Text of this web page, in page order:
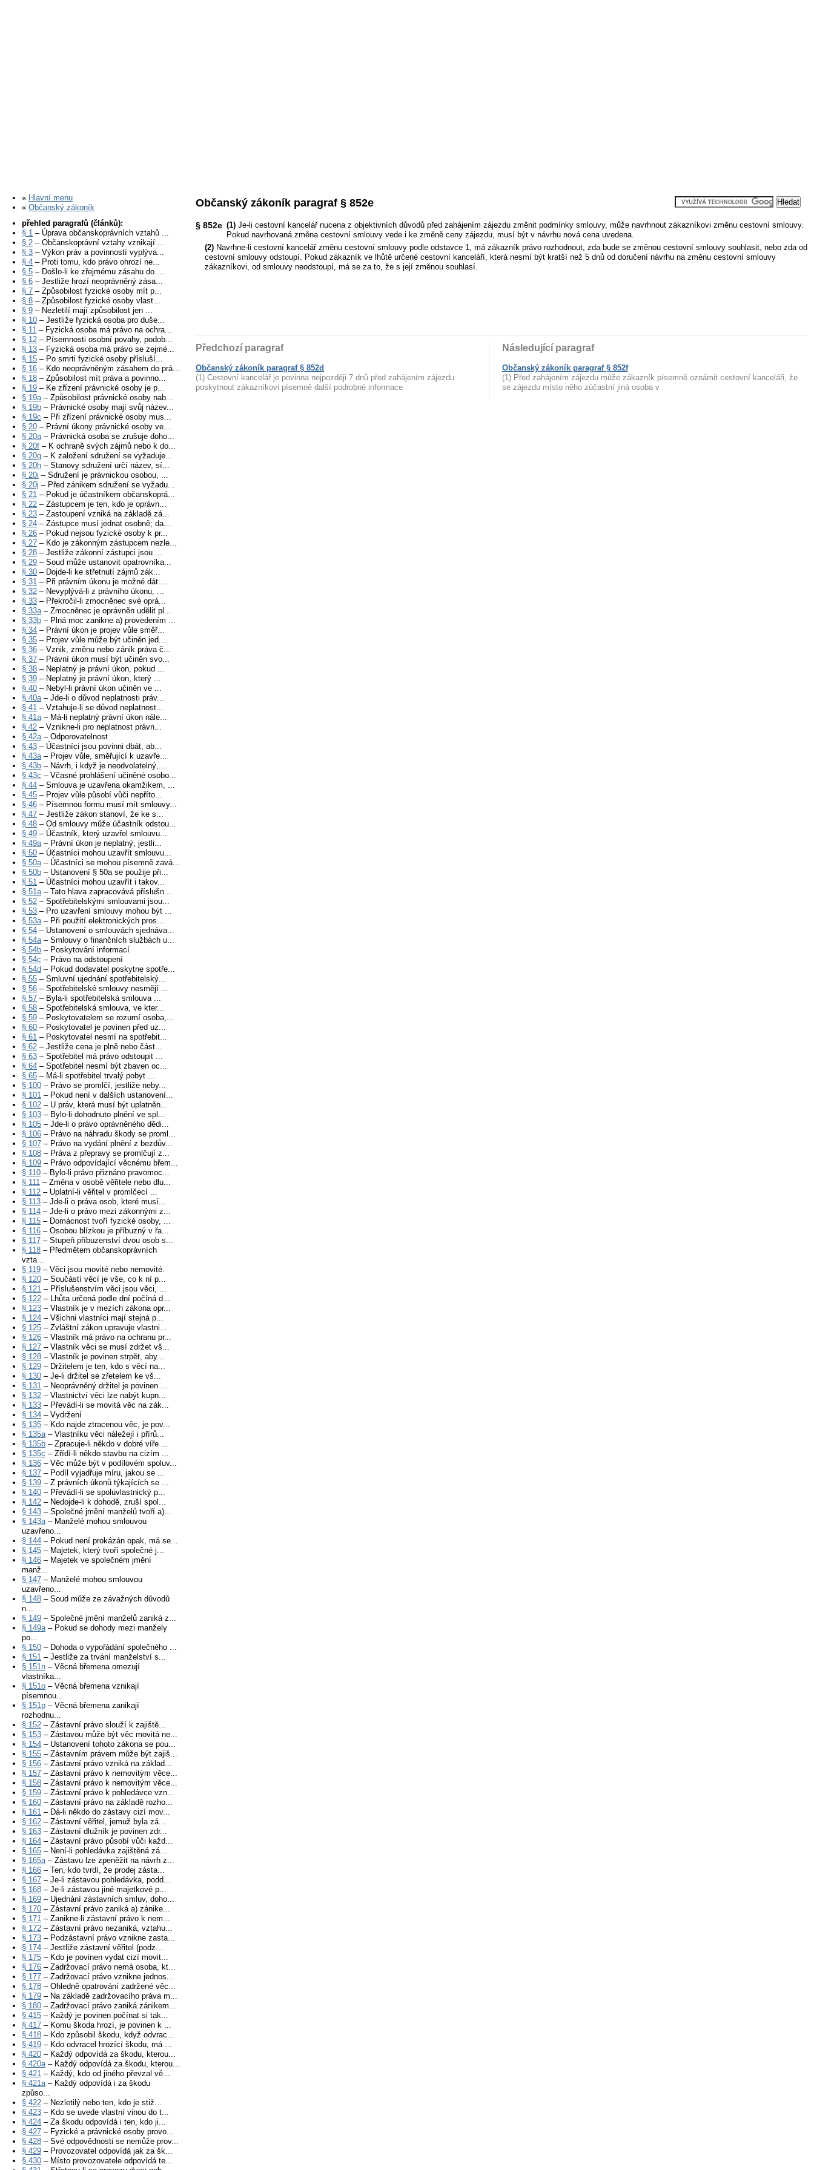
« Hlavní menu
« Občanský zákoník
přehled paragrafů (článků):
§ 1 – Úprava občanskoprávních vztahů ...
§ 2 – Občanskoprávní vztahy vznikají ...
§ 3 – Výkon práv a povinností vyplýva...
§ 4 – Proti tomu, kdo právo ohrozí ne...
§ 5 – Došlo-li ke zřejmému zásahu do ...
§ 6 – Jestliže hrozí neoprávněný zása...
§ 7 – Způsobilost fyzické osoby mít p...
§ 8 – Způsobilost fyzické osoby vlast...
§ 9 – Nezletilí mají způsobilost jen ...
§ 10 – Jestliže fyzická osoba pro duše...
§ 11 – Fyzická osoba má právo na ochra...
§ 12 – Písemnosti osobní povahy, podob...
§ 13 – Fyzická osoba má právo se zejmé...
§ 15 – Po smrti fyzické osoby přísluší...
§ 16 – Kdo neoprávněným zásahem do prá...
§ 18 – Způsobilost mít práva a povinno...
§ 19 – Ke zřízení právnické osoby je p...
§ 19a– Způsobilost právnické osoby nab...
§ 19b – Právnické osoby mají svůj název...
§ 19c – Při zřízení právnické osoby mus...
§ 20 – Právní úkony právnické osoby ve...
§ 20a– Právnická osoba se zrušuje doho...
§ 20f – K ochraně svých zájmů nebo k do...
§ 20g – K založení sdružení se vyžaduje...
§ 20h – Stanovy sdružení určí název, sí...
§ 20i – Sdružení je právnickou osobou, ...
§ 20j – Před zánikem sdružení se vyžadu...
§ 21 – Pokud je účastníkem občanskoprá...
§ 22 – Zástupcem je ten, kdo je oprávn...
§ 23 – Zastoupení vzniká na základě zá...
§ 24 – Zástupce musí jednat osobně; da...
§ 26 – Pokud nejsou fyzické osoby k pr...
§ 27 – Kdo je zákonným zástupcem nezle...
§ 28 – Jestliže zákonní zástupci jsou ...
§ 29 – Soud může ustanovit opatrovníka...
§ 30 – Dojde-li ke střetnutí zájmů zák...
§ 31 – Při právním úkonu je možné dát ...
§ 32 – Nevyplývá-li z právního úkonu, ...
§ 33 – Překročil-li zmocněnec své oprá...
§ 33a– Zmocněnec je oprávněn udělit pl...
§ 33b – Plná moc zanikne a) provedením ...
§ 34 – Právní úkon je projev vůle směř...
§ 35 – Projev vůle může být učiněn jed...
§ 36 – Vznik, změnu nebo zánik práva č...
§ 37 – Právní úkon musí být učiněn svo...
§ 38 – Neplatný je právní úkon, pokud ...
§ 39 – Neplatný je právní úkon, který ...
§ 40 – Nebyl-li právní úkon učiněn ve ...
§ 40a– Jde-li o důvod neplatnosti práv...
§ 41 – Vztahuje-li se důvod neplatnost...
§ 41a– Má-li neplatný právní úkon nále...
§ 42 – Vznikne-li pro neplatnost právn...
§ 42a– Odporovatelnost
§ 43 – Účastníci jsou povinni dbát, ab...
§ 43a– Projev vůle, směřující k uzavře...
§ 43b – Návrh, i když je neodvolatelný,...
§ 43c – Včasné prohlášení učiněné osobo...
§ 44 – Smlouva je uzavřena okamžikem, ...
§ 45 – Projev vůle působí vůči nepříto...
§ 46 – Písemnou formu musí mít smlouvy...
§ 47 – Jestliže zákon stanoví, že ke s...
§ 48 – Od smlouvy může účastník odstou...
§ 49 – Účastník, který uzavřel smlouvu...
§ 49a– Právní úkon je neplatný, jestli...
§ 50 – Účastníci mohou uzavřít smlouvu...
§ 50a– Účastníci se mohou písemně zavá...
§ 50b – Ustanovení § 50a se použije při...
§ 51 – Účastníci mohou uzavřít i takov...
§ 51a– Tato hlava zapracovává příslušn...
§ 52 – Spotřebitelskými smlouvami jsou...
§ 53 – Pro uzavření smlouvy mohou být ...
§ 53a– Při použití elektronických pros...
§ 54 – Ustanovení o smlouvách sjednáva...
§ 54a– Smlouvy o finančních službách u...
§ 54b – Poskytování informací
§ 54c – Právo na odstoupení
§ 54d – Pokud dodavatel poskytne spotře...
§ 55 – Smluvní ujednání spotřebitelský...
§ 56 – Spotřebitelské smlouvy nesmějí ...
§ 57 – Byla-li spotřebitelská smlouva ...
§ 58 – Spotřebitelská smlouva, ve kter...
§ 59 – Poskytovatelem se rozumí osoba,...
§ 60 – Poskytovatel je povinen před uz...
§ 61 – Poskytovatel nesmí na spotřebit...
§ 62 – Jestliže cena je plně nebo část...
§ 63 – Spotřebitel má právo odstoupit ...
§ 64 – Spotřebitel nesmí být zbaven oc...
§ 65 – Má-li spotřebitel trvalý pobyt ...
§ 100 – Právo se promlčí, jestliže neby...
§ 101 – Pokud není v dalších ustanovení...
§ 102 – U práv, která musí být uplatněn...
§ 103 – Bylo-li dohodnuto plnění ve spl...
§ 105 – Jde-li o právo oprávněného dědi...
§ 106 – Právo na náhradu škody se proml...
§ 107 – Právo na vydání plnění z bezdův...
§ 108 – Práva z přepravy se promlčují z...
§ 109 – Právo odpovídající věcnému břem...
§ 110 – Bylo-li právo přiznáno pravomoc...
§ 111 – Změna v osobě věřitele nebo dlu...
§ 112 – Uplatní-li věřitel v promlčecí ...
§ 113 – Jde-li o práva osob, které musí...
§ 114 – Jde-li o právo mezi zákonnými z...
§ 115 – Domácnost tvoří fyzické osoby, ...
§ 116 – Osobou blízkou je příbuzný v řa...
§ 117 – Stupeň příbuzenství dvou osob s...
§ 118 – Předmětem občanskoprávních
vzta...
§ 119 – Věci jsou movité nebo nemovité.
§ 120 – Součástí věcí je vše, co k ní p...
§ 121 – Příslušenstvím věci jsou věci, ...
§ 122 – Lhůta určená podle dní počíná d...
§ 123 – Vlastník je v mezích zákona opr...
§ 124 – Všichni vlastníci mají stejná p...
§ 125 – Zvláštní zákon upravuje vlastni...
§ 126 – Vlastník má právo na ochranu pr...
§ 127 – Vlastník věci se musí zdržet vš...
§ 128 – Vlastník je povinen strpět, aby...
§ 129 – Držitelem je ten, kdo s věcí na...
§ 130 – Je-li držitel se zřetelem ke vš...
§ 131 – Neoprávněný držitel je povinen ...
§ 132 – Vlastnictví věci lze nabýt kupn...
§ 133 – Převádí-li se movitá věc na zák...
§ 134 – Vydržení
§ 135 – Kdo najde ztracenou věc, je pov...
§ 135a– Vlastníku věci náležejí i přírů...
§ 135b – Zpracuje-li někdo v dobré víře ...
§ 135c – Zřídí-li někdo stavbu na cizím ...
§ 136 – Věc může být v podílovém spoluv...
§ 137 – Podíl vyjadřuje míru, jakou se ...
§ 139 – Z právních úkonů týkajících se ...
§ 140 – Převádí-li se spoluvlastnický p...
§ 142 – Nedojde-li k dohodě, zruší spol...
§ 143 – Společné jmění manželů tvoří a)...
§ 143a– Manželé mohou smlouvou
uzavřeno...
§ 144 – Pokud není prokázán opak, má se...
§ 145 – Majetek, který tvoří společné j...
§ 146 – Majetek ve společném jmění
manž...
§ 147 – Manželé mohou smlouvou
uzavřeno...
§ 148 – Soud může ze závažných důvodů
n...
§ 149 – Společné jmění manželů zaniká z...
§ 149a– Pokud se dohody mezi manžely
po...
§ 150 – Dohoda o vypořádání společného ...
§ 151 – Jestliže za trvání manželství s...
§ 151n – Věcná břemena omezují
vlastníka...
§ 151o – Věcná břemena vznikají
písemnou...
§ 151p – Věcná břemena zanikají
rozhodnu...
§ 152 – Zástavní právo slouží k zajiště...
§ 153 – Zástavou může být věc movitá ne...
§ 154 – Ustanovení tohoto zákona se pou...
§ 155 – Zástavním právem může být zajiš...
§ 156 – Zástavní právo vzniká na základ...
§ 157 – Zástavní právo k nemovitým věce...
§ 158 – Zástavní právo k nemovitým věce...
§ 159 – Zástavní právo k pohledávce vzn...
§ 160 – Zástavní právo na základě rozho...
§ 161 – Dá-li někdo do zástavy cizí mov...
§ 162 – Zástavní věřitel, jemuž byla zá...
§ 163 – Zástavní dlužník je povinen zdr...
§ 164 – Zástavní právo působí vůči každ...
§ 165 – Není-li pohledávka zajištěná zá...
§ 165a– Zástavu lze zpeněžit na návrh z...
§ 166 – Ten, kdo tvrdí, že prodej zásta...
§ 167 – Je-li zástavou pohledávka, podd...
§ 168 – Je-li zástavou jiné majetkové p...
§ 169 – Ujednání zástavních smluv, doho...
§ 170 – Zástavní právo zaniká a) zánike...
§ 171 – Zanikne-li zástavní právo k nem...
§ 172 – Zástavní právo nezaniká, vztahu...
§ 173 – Podzástavní právo vznikne zasta...
§ 174 – Jestliže zástavní věřitel (podz...
§ 175 – Kdo je povinen vydat cizí movit...
§ 176 – Zadržovací právo nemá osoba, kt...
§ 177 – Zadržovací právo vznikne jednos...
§ 178 – Ohledně opatrování zadržené věc...
§ 179 – Na základě zadržovacího práva m...
§ 180 – Zadržovací právo zaniká zánikem...
§ 415 – Každý je povinen počínat si tak...
§ 417 – Komu škoda hrozí, je povinen k ...
§ 418 – Kdo způsobil škodu, když odvrac...
§ 419 – Kdo odvracel hrozící škodu, má ...
§ 420 – Každý odpovídá za škodu, kterou...
§ 420a– Každý odpovídá za škodu, kterou...
§ 421 – Každý, kdo od jiného převzal vě...
§ 421a– Každý odpovídá i za škodu
způso...
§ 422 – Nezletilý nebo ten, kdo je stiž...
§ 423 – Kdo se uvede vlastní vinou do t...
§ 424 – Za škodu odpovídá i ten, kdo ji...
§ 427 – Fyzické a právnické osoby provo...
§ 428 – Své odpovědnosti se nemůže prov...
§ 429 – Provozovatel odpovídá jak za šk...
§ 430 – Místo provozovatele odpovídá te...
Občanský zákoník paragraf § 852e
§ 852e (1) Je-li cestovní kancelář nucena z objektivních důvodů před zahájením zájezdu změnit podmínky smlouvy, může navrhnout zákazníkovi změnu cestovní smlouvy.
Pokud navrhovaná změna cestovní smlouvy vede i ke změně ceny zájezdu, musí být v návrhu nová cena uvedena.
(2)Navrhne-li cestovní kancelář změnu cestovní smlouvy podle odstavce 1, má zákazník právo rozhodnout, zda bude se změnou cestovní smlouvy souhlasit, nebo zda od
cestovní smlouvy odstoupí. Pokud zákazník ve lhůtě určené cestovní kanceláří, která nesmí být kratší než 5 dnů od doručení návrhu na změnu cestovní smlouvy
zákazníkovi, od smlouvy neodstoupí, má se za to, že s její změnou souhlasí.
Předchozí paragraf
Občanský zákoník paragraf § 852d
(1) Cestovní kancelář je povinna nejpozději 7 dnů před zahájením zájezdu
poskytnout zákazníkovi písemně další podrobné informace
Následující paragraf
Občanský zákoník paragraf § 852f
(1) Před zahájením zájezdu může zákazník písemně oznámit cestovní kanceláři, že
se zájezdu místo něho zúčastní jiná osoba v